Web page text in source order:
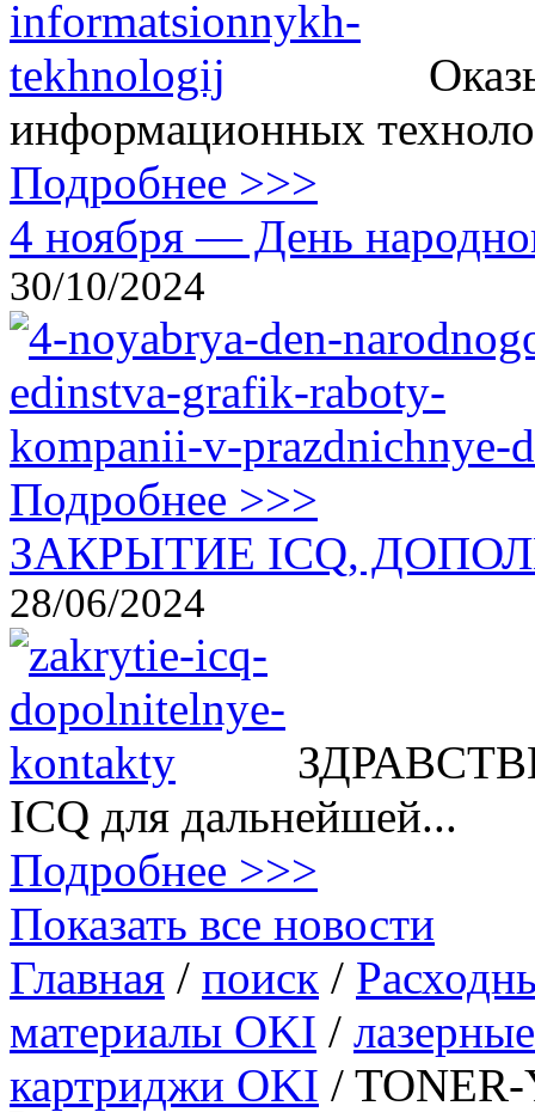
информационных
Подробнее >>>
4 ноября — День
30/10/2024
Подробнее >>>
ЗАКРЫТИЕ ICQ,
28/06/2024
ICQ для дальнейшей...
Подробнее >>>
Показать все новости
Главная / поиск /
материалы OKI /
картриджи OKI /